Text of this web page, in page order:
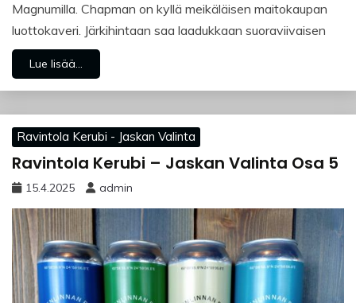
Magnumilla. Chapman on kyllä meikäläisen maitokaupan
luottokaveri. Järkihintaan saa laadukkaan suoraviivaisen
Lue lisää...
Ravintola Kerubi - Jaskan Valinta
Ravintola Kerubi – Jaskan Valinta Osa 5
15.4.2025 admin